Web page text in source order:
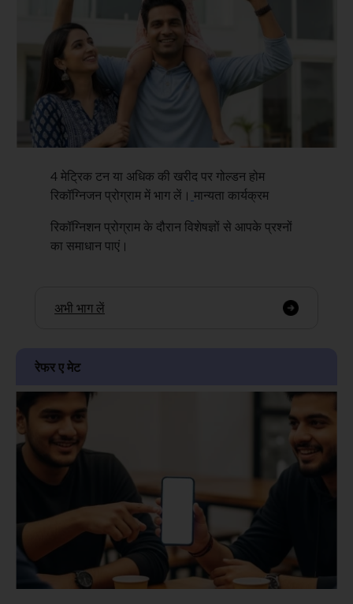
4 मेट्रिक टन या अधिक की खरीद पर गोल्डन होम
रिकॉग्निजन प्रोग्राम में भाग लें। मान्यता कार्यक्रम
रिकॉग्निशन प्रोग्राम के दौरान विशेषज्ञों से आपके प्रश्नों
का समाधान पाएं।
अभी भाग लें
रेफर ए मेट